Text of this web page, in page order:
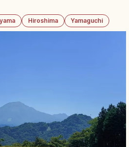
Hiroshima Yamaguchi